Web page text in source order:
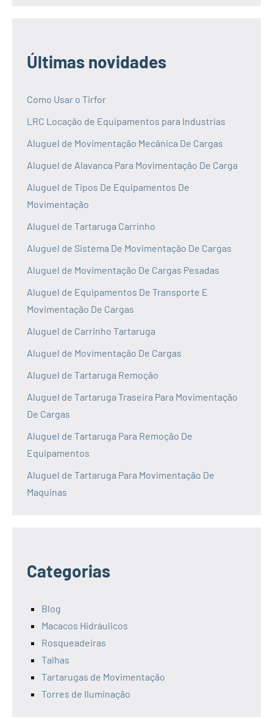
Últimas novidades
Como Usar o Tirfor
LRC Locação de Equipamentos para Industrias
Aluguel de Movimentação Mecânica De Cargas
Aluguel de Alavanca Para Movimentação De Carga
Aluguel de Tipos De Equipamentos De
Movimentação
Aluguel de Tartaruga Carrinho
Aluguel de Sistema De Movimentação De Cargas
Aluguel de Movimentação De Cargas Pesadas
Aluguel de Equipamentos De Transporte E
Movimentação De Cargas
Aluguel de Carrinho Tartaruga
Aluguel de Movimentação De Cargas
Aluguel de Tartaruga Remoção
Aluguel de Tartaruga Traseira Para Movimentação
De Cargas
Aluguel de Tartaruga Para Remoção De
Equipamentos
Aluguel de Tartaruga Para Movimentação De
Maquinas
Categorias
Blog
Macacos Hidráulicos
Rosqueadeiras
Talhas
Tartarugas de Movimentação
Torres de Iluminação